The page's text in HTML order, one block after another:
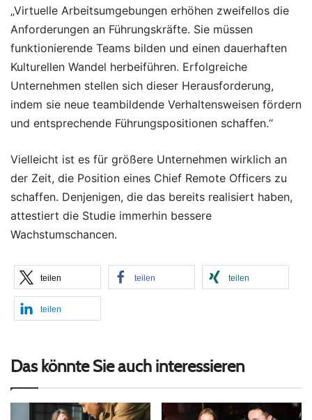
„Virtuelle Arbeitsumgebungen erhöhen zweifellos die
Anforderungen an Führungskräfte. Sie müssen
funktionierende Teams bilden und einen dauerhaften
Kulturellen Wandel herbeiführen. Erfolgreiche
Unternehmen stellen sich dieser Herausforderung,
indem sie neue teambildende Verhaltensweisen fördern
und entsprechende Führungspositionen schaffen.“
Vielleicht ist es für größere Unternehmen wirklich an
der Zeit, die Position eines Chief Remote Officers zu
schaffen. Denjenigen, die das bereits realisiert haben,
attestiert die Studie immerhin bessere
Wachstumschancen.
teilen teilen teilen
teilen
Das könnte Sie auch interessieren